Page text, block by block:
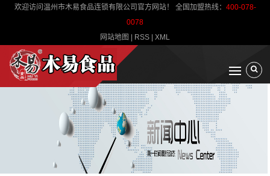
欢迎访问温州市木易食品连锁有限公司官方网站！ 全国加盟热线： 400-078-
0078
网站地图
RSS XML